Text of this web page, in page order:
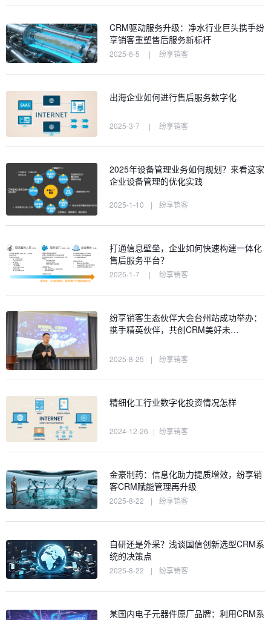
CRM驱动服务升级：净水行业巨头携手纷
享销客重塑售后服务新标杆
2025-6-5 | 纷享销客
出海企业如何进行售后服务数字化
2025-3-7 | 纷享销客
2025年设备管理业务如何规划？来看这家
企业设备管理的优化实践
2025-1-10 | 纷享销客
打通信息壁垒，企业如何快速构建一体化
售后服务平台？
2025-1-7 | 纷享销客
纷享销客生态伙伴大会台州站成功举办：
携手精英伙伴，共创CRM美好未…
2025-8-25 | 纷享销客
精细化工行业数字化投资情况怎样
2024-12-26 | 纷享销客
金豪制药：信息化助力提质增效，纷享销
客CRM赋能管理再升级
2025-8-22 | 纷享销客
自研还是外采？浅谈国信创新选型CRM系
统的决策点
2025-8-22 | 纷享销客
某国内电子元器件原厂品牌：利用CRM系